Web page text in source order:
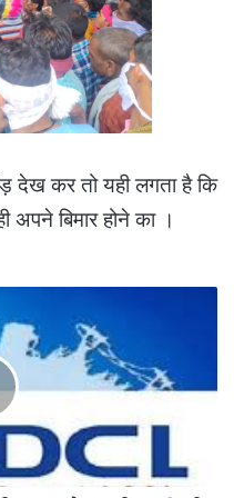
देख कर तो यही लगता है कि
अपने बिमार होने का ।